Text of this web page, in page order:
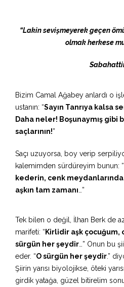
“Lakin sevişmeyerek geçen
olmak herkese
Bizim Camal Ağabey anlardı o
ustanın: “Sayın Tanrıya kalsa
Daha neler! Boşunaymış gibi
saçlarının!”
Saçı uzuyorsa, boy verip
kalemimden sürdüreyim bunun: “
kederin, cenk
aşkın tam zamanı …”
Tek bilen o değil, İlhan Berk de
marifeti: “ Kirlidir aşk çocuğum,
sürgün her şeydir …” Onun bu
eder. “O sürgün her şeydir.”
Şiirin yarısı biyolojikse, öteki
girdik yatağa, güzel bitirelim